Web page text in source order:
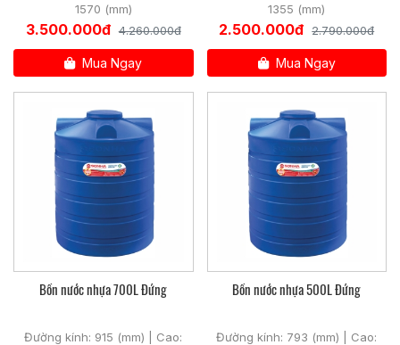
1570 (mm)
3.500.000đ 4.260.000đ
Mua Ngay
1355 (mm)
2.500.000đ 2.790.000đ
Mua Ngay
Bồn nước nhựa 700L Đứng
Đường kính: 915 (mm) | Cao:
Bồn nước nhựa 500L Đứng
Đường kính: 793 (mm) | Cao: